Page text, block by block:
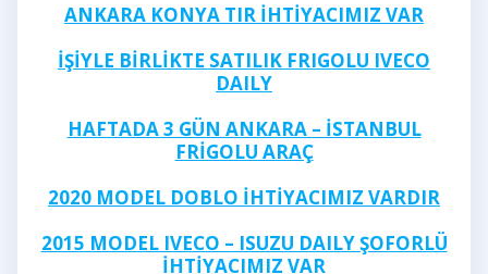
ANKARA KONYA TIR İHTİYACIMIZ VAR
İŞİYLE BİRLİKTE SATILIK FRIGOLU IVECO
DAILY
HAFTADA 3 GÜN ANKARA – İSTANBUL
FRİGOLU ARAÇ
2020 MODEL DOBLO İHTİYACIMIZ VARDIR
2015 MODEL IVECO – ISUZU DAILY ŞOFORLÜ
İHTİYACIMIZ VAR